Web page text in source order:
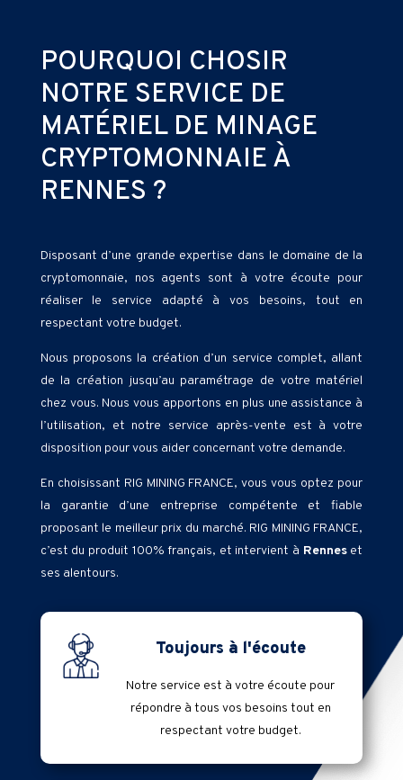
POURQUOI CHOSIR
NOTRE SERVICE DE
MATÉRIEL DE MINAGE
CRYPTOMONNAIE À
RENNES ?
Disposant d’une grande expertise dans le domaine de la
cryptomonnaie, nos agents sont à votre écoute pour
réaliser le service adapté à vos besoins, tout en
respectant votre budget.
Nous proposons la création d’un service complet, allant
de la création jusqu’au paramétrage de votre matériel
chez vous. Nous vous apportons en plus une assistance à
l’utilisation, et notre service après-vente est à votre
disposition pour vous aider concernant votre demande.
En choisissant RIG MINING FRANCE, vous vous optez pour
la garantie d’une entreprise compétente et fiable
proposant le meilleur prix du marché. RIG MINING FRANCE,
c’est du produit 100% français, et intervient à Renneset
ses alentours.
Toujours à l'écoute
Notre service est à votre écoute pour
répondre à tous vos besoins tout en
respectant votre budget.